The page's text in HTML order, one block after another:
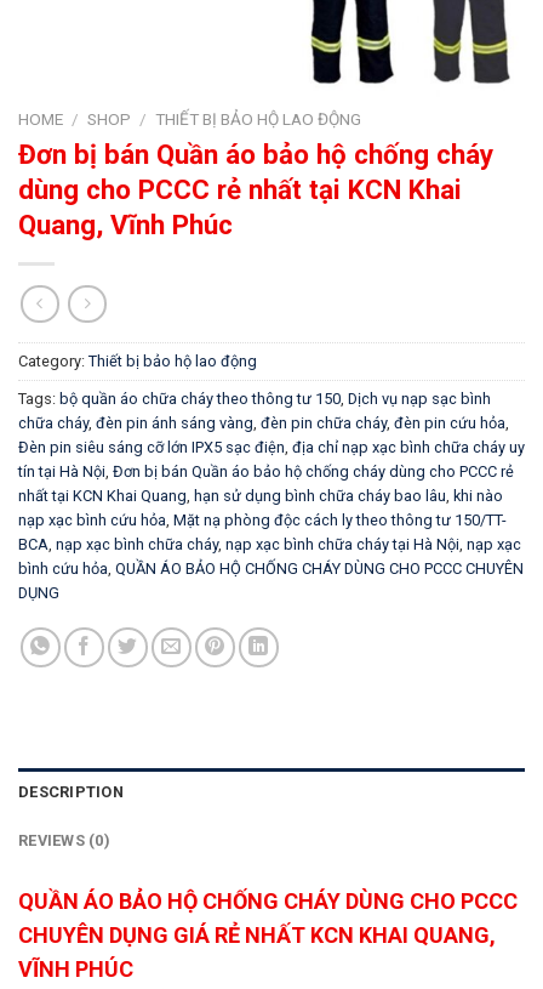
HOME / SHOP / THIẾT BỊ BẢO HỘ LAO ĐỘNG
Đơn bị bán Quần áo bảo hộ chống cháy
dùng cho PCCC rẻ nhất tại KCN Khai
Quang, Vĩnh Phúc
Category: Thiết bị bảo hộ lao động
Tags: bộ quần áo chữa cháy theo thông tư 150, Dịch vụ nạp sạc bình
chữa cháy, đèn pin ánh sáng vàng, đèn pin chữa cháy, đèn pin cứu hỏa,
Đèn pin siêu sáng cỡ lớn IPX5 sạc điện, địa chỉ nạp xạc bình chữa cháy uy
tín tại Hà Nội, Đơn bị bán Quần áo bảo hộ chống cháy dùng cho PCCC rẻ
nhất tại KCN Khai Quang, hạn sử dụng bình chữa cháy bao lâu, khi nào
nạp xạc bình cứu hỏa, Mặt nạ phòng độc cách ly theo thông tư 150/TT-
BCA, nạp xạc bình chữa cháy, nạp xạc bình chữa cháy tại Hà Nội, nạp xạc
bình cứu hỏa, QUẦN ÁO BẢO HỘ CHỐNG CHÁY DÙNG CHO PCCC CHUYÊN
DỤNG
DESCRIPTION
REVIEWS (0)
QUẦN ÁO BẢO HỘ CHỐNG CHÁY DÙNG CHO PCCC
CHUYÊN DỤNG GIÁ RẺ NHẤT KCN KHAI QUANG,
VĨNH PHÚC